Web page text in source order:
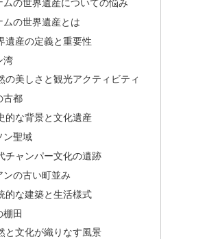
ムの世界遺産についての悩み
ムの世界遺産とは
遺産の定義と重要性
湾
の美しさと観光アクティビティ
古都
的な背景と文化遺産
ン聖域
チャンパー文化の遺跡
ンの古い町並み
的な建築と生活様式
棚田
と文化が織りなす風景